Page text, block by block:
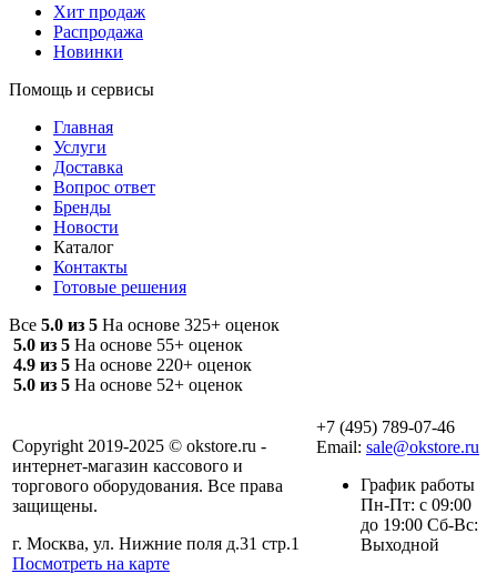
Хит продаж
Распродажа
Новинки
Помощь и сервисы
Главная
Услуги
Доставка
Вопрос ответ
Бренды
Новости
Каталог
Контакты
Готовые решения
Все 5.0 из 5 На основе 325+ оценок
5.0 из 5 На основе 55+ оценок
4.9 из 5 На основе 220+ оценок
5.0 из 5 На основе 52+ оценок
Copyright 2019-2025 © okstore.ru -
интернет-магазин кассового и
торгового оборудования. Все права
защищены.
г. Москва, ул. Нижние поля д.31 стр.1
Посмотреть на карте
+7 (495) 789-07-46
Email: sale@okstore.ru
График работы
Пн-Пт: с 09:00
до 19:00 Сб-Вс:
Выходной